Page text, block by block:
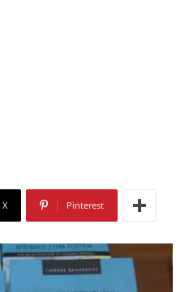
X Pinterest